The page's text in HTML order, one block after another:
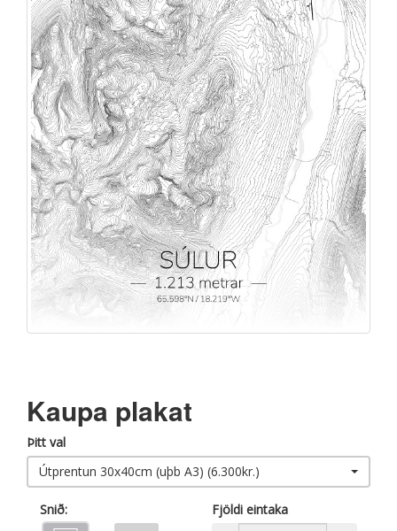
Kaupa plakat
Þitt val
Útprentun 30x40cm (uþb A3) (6.300kr.)
Snið:
Fjöldi eintaka